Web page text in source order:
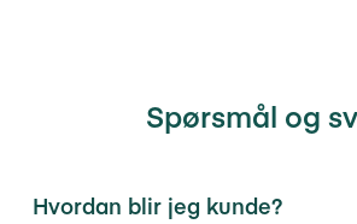
Spørsmål og
Hvordan blir jeg kunde?